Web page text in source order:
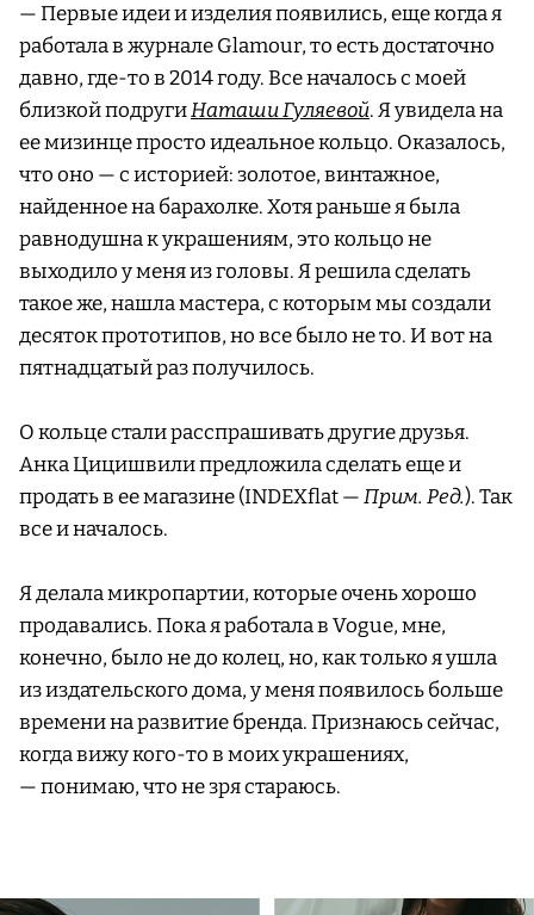
— Первые идеи и изделия появились, еще когда я
работала в журнале Glamour, то есть достаточно
давно, где-то в 2014 году. Все началось с моей
близкой подругиНаташи Гуляевой. Я увидела на
ее мизинце просто идеальное кольцо. Оказалось,
что оно — с историей: золотое, винтажное,
найденное на барахолке. Хотя раньше я была
равнодушна к украшениям, это кольцо не
выходило у меня из головы. Я решила сделать
такое же, нашла мастера, с которым мы создали
десяток прототипов, но все было не то. И вот на
пятнадцатый раз получилось.
О кольце стали расспрашивать другие друзья.
Анка Цицишвили предложила сделать еще и
продать в ее магазине (INDEXflat —Прим. Ред.). Так
все и началось.
Я делала микропартии, которые очень хорошо
продавались. Пока я работала в Vogue, мне,
конечно, было не до колец, но, как только я ушла
из издательского дома, у меня появилось больше
времени на развитие бренда. Признаюсь сейчас,
когда вижу кого-то в моих украшениях,
— понимаю, что не зря стараюсь.